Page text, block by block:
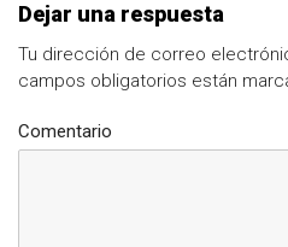
Dejar una respuesta
Tu dirección de correo
campos obligatorios están
Comentario